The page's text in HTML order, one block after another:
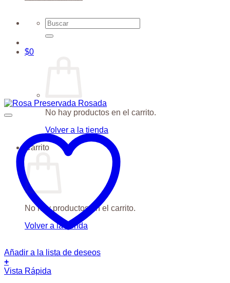
Buscar
por:
$0
No hay productos en el carrito.
Volver a la tienda
Carrito
No hay productos en el carrito.
Volver a la tienda
Añadir a la lista de deseos
+
Vista Rápida